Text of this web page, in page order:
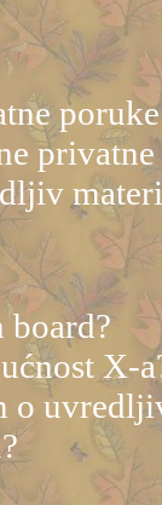
board?
X-
o